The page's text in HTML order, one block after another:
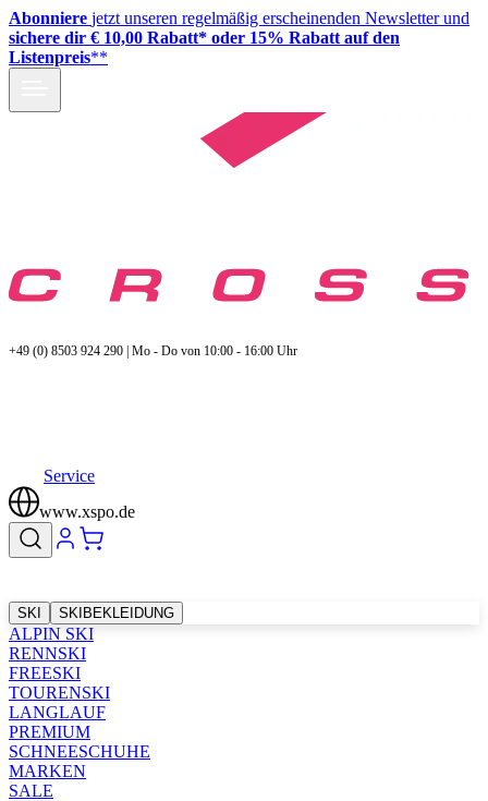
Abonniere jetzt unseren regelmäßig erscheinenden Newsletter und
sichere dir € 10,00 Rabatt* oder 15% Rabatt auf den
Listenpreis**
+49 (0) 8503 924 290 | Mo - Do von 10:00 - 16:00 Uhr
Service
www.xspo.de
SKI SKIBEKLEIDUNG
ALPIN SKI
RENNSKI
FREESKI
TOURENSKI
LANGLAUF
PREMIUM
SCHNEESCHUHE
MARKEN
SALE